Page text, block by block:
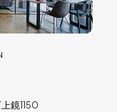
鏡1150